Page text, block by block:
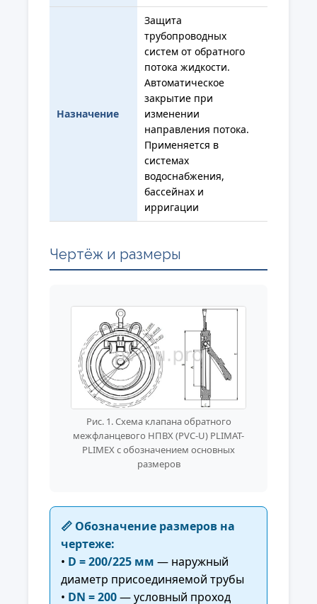
Назначение
Защита
трубопроводных
систем от обратного
потока жидкости.
Автоматическое
закрытие при
изменении
направления потока.
Применяется в
системах
водоснабжения,
бассейнах и
ирригации
Чертёж и размеры
Рис. 1. Схема клапана обратного
межфланцевого НПВХ (PVC-U) PLIMAT-
PLIMEX с обозначением основных
размеров
📏 Обозначение размеров на
чертеже:
• D = 200/225 мм — наружный
диаметр присоединяемой трубы
• DN = 200— условный проход